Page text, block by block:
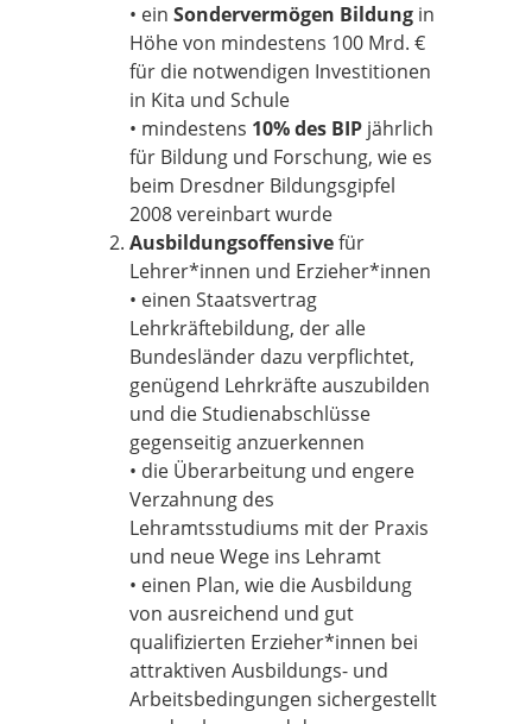
• ein Sondervermögen Bildung in
Höhe von mindestens 100 Mrd. €
für die notwendigen Investitionen
in Kita und Schule
• mindestens 10% des BIP jährlich
für Bildung und Forschung, wie es
beim Dresdner Bildungsgipfel
2008 vereinbart wurde
Ausbildungsoffensivefür
Lehrer*innen und Erzieher*innen
• einen Staatsvertrag
Lehrkräftebildung, der alle
Bundesländer dazu verpflichtet,
genügend Lehrkräfte auszubilden
und die Studienabschlüsse
gegenseitig anzuerkennen
• die Überarbeitung und engere
Verzahnung des
Lehramtsstudiums mit der Praxis
und neue Wege ins Lehramt
• einen Plan, wie die Ausbildung
von ausreichend und gut
qualifizierten Erzieher*innen bei
attraktiven Ausbildungs- und
Arbeitsbedingungen sichergestellt